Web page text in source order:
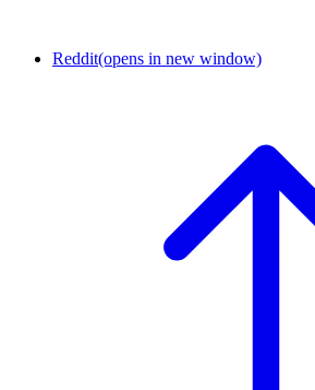
Reddit(opens in new window)